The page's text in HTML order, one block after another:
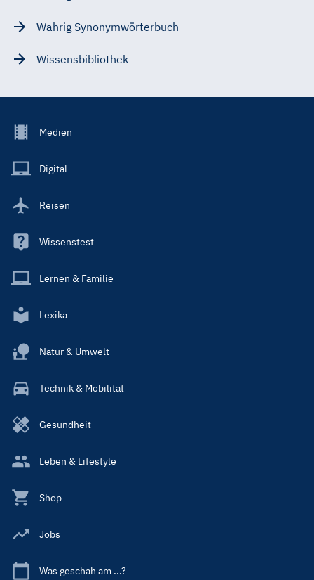
Wahrig Synonymwörterbuch
Wissensbibliothek
Footer
Main
Medien
Digital
Reisen
Wissenstest
Lernen & Familie
Lexika
Natur & Umwelt
Technik & Mobilität
Gesundheit
Leben & Lifestyle
Shop
Jobs
Was geschah am ...?